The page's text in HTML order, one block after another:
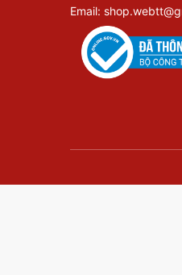
Email: